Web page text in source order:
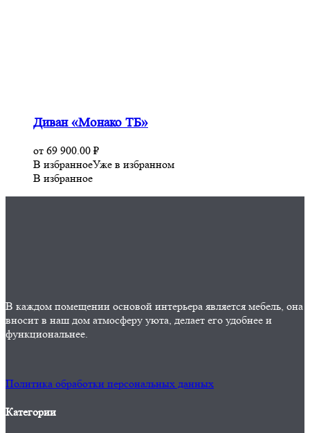
Диван «Монако ТБ»
от 69 900.00 ₽
В избранноеУже в избранном
В избранное
В каждом помещении основой интерьера является мебель, она
вносит в наш дом атмосферу уюта, делает его удобнее и
функциональнее.
Политика обработки персональных данных
Категории